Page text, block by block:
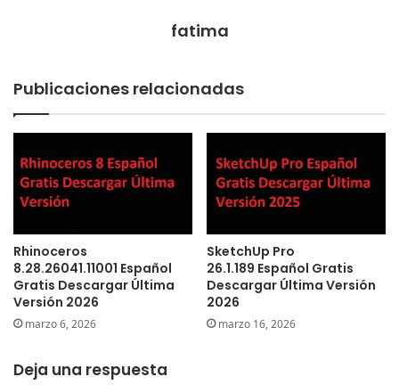
fatima
Publicaciones relacionadas
Rhinoceros
8.28.26041.11001 Español
Gratis Descargar Última
Versión 2026
marzo 6, 2026
SketchUp Pro
26.1.189 Español Gratis
Descargar Última Versión
2026
marzo 16, 2026
Deja una respuesta